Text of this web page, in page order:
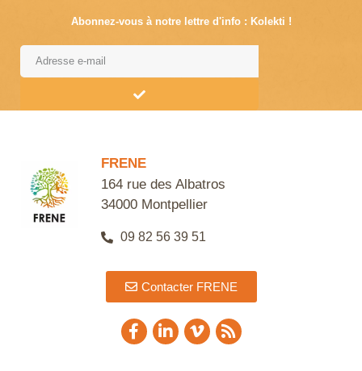
Abonnez-vous à notre lettre d'info : Kolekti !
FRENE
164 rue des Albatros
34000 Montpellier
09 82 56 39 51
Contacter FRENE